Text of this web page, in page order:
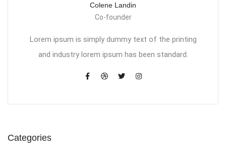
Colene Landin
Co-founder
Lorem ipsum is simply dummy text of the printing
and industry lorem ipsum has been standard.
Categories